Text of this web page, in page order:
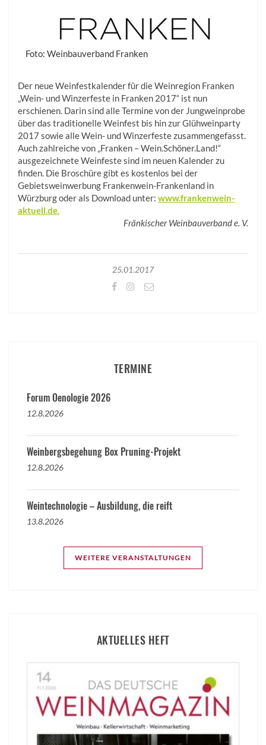
Foto: Weinbauverband Franken
Der neue Weinfestkalender für die Weinregion Franken
„Wein- und Winzerfeste in Franken 2017“ ist nun
erschienen. Darin sind alle Termine von der Jungweinprobe
über das traditionelle Weinfest bis hin zur Glühweinparty
2017 sowie alle Wein- und Winzerfeste zusammengefasst.
Auch zahlreiche von „Franken – Wein.Schöner.Land!“
ausgezeichnete Weinfeste sind im neuen Kalender zu
finden. Die Broschüre gibt es kostenlos bei der
Gebietsweinwerbung Frankenwein-Frankenland in
Würzburg oder als Download unter: www.frankenwein-
aktuell.de.
Fränkischer Weinbauverband e. V.
25.01.2017
TERMINE
Forum Oenologie 2026
12.8.2026
Weinbergsbegehung Box Pruning-Projekt
12.8.2026
Weintechnologie – Ausbildung, die reift
13.8.2026
WEITERE VERANSTALTUNGEN
AKTUELLES HEFT